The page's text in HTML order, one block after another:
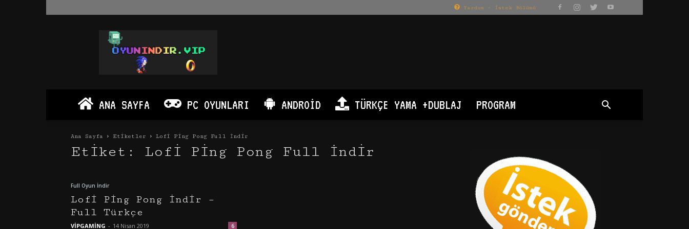
Yardım – İstek Bölümü
Oyun
İndir
PC
Android
Apk
ANA SAYFA PC OYUNLARI ANDROID TÜRKÇE YAMA +DUBLAJ PROGRAM
Ana Sayfa Etiketler Lofi Ping Pong Full İndir
Etiket: Lofi Ping Pong Full İndir
Full Oyun İndir
Lofi Ping Pong İndir –
Full Türkçe
VİPGAMİNG - 14 Nisan 2019 6